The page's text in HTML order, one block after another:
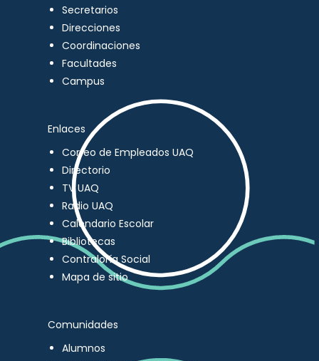
Secretarios
Direcciones
Coordinaciones
Facultades
Campus
Enlaces
Correo de Empleados UAQ
Directorio
TV UAQ
Radio UAQ
Calendario Escolar
Bibliotecas
Contraloría Social
Mapa de sitio
Comunidades
Alumnos